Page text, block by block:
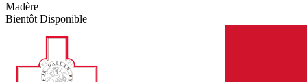
Madère
Bientôt Disponible